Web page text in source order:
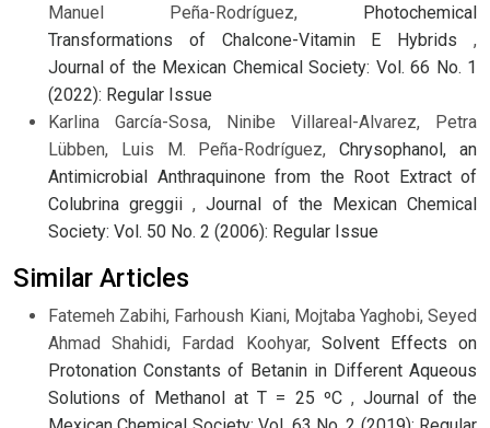
Manuel Peña-Rodríguez, Photochemical
Transformations of Chalcone-Vitamin E Hybrids ,
Journal of the Mexican Chemical Society: Vol. 66 No. 1
(2022): Regular Issue
Karlina García-Sosa, Ninibe Villareal-Alvarez, Petra
Lübben, Luis M. Peña-Rodríguez,Chrysophanol, an
Antimicrobial Anthraquinone from the Root Extract of
Colubrina greggii,Journal of the Mexican Chemical
Society: Vol. 50 No. 2 (2006): Regular Issue
Similar Articles
Fatemeh Zabihi, Farhoush Kiani, Mojtaba Yaghobi, Seyed
Ahmad Shahidi, Fardad Koohyar, Solvent Effects on
Protonation Constants of Betanin in Different Aqueous
Solutions of Methanol at T = 25 ºC , Journal of the